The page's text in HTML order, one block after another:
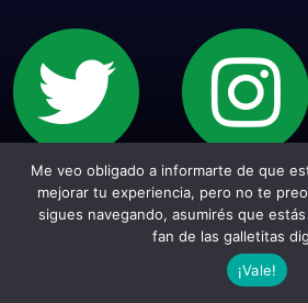
Sitio web creado con
empepiderechos
Me veo obligado a informarte de que
mejorar tu experiencia, pero no te
sigues navegando, asumirés que
fan de las galletitas
¡Vale!